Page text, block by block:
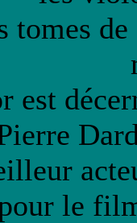
tomes
est
le